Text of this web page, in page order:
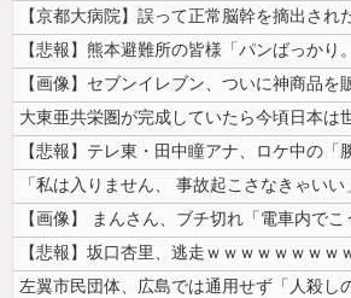
【悲報】熊本避難所の皆様「パンばっかり
【画像】セブンイレブン、ついに神商品を
【悲報】坂口杏里、逃走ｗｗｗｗｗｗｗｗ